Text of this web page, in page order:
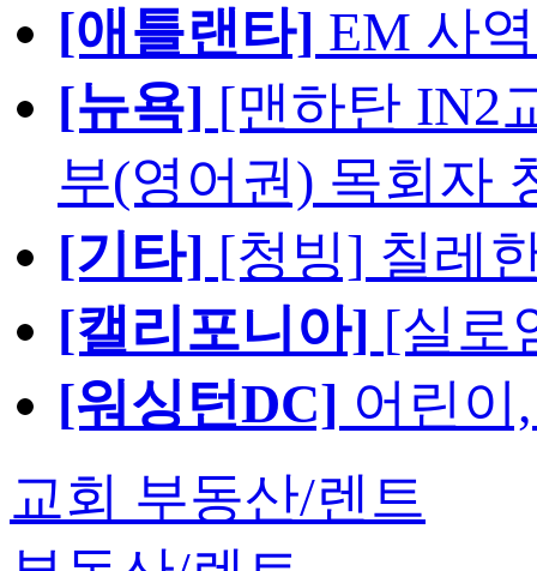
[애틀랜타] EM 사
[뉴욕] [맨하탄 IN2
부(영어권) 목회자
[기타] [청빙] 칠레
[캘리포니아] [실로
[워싱턴DC] 어린이
교회 부동산/렌트